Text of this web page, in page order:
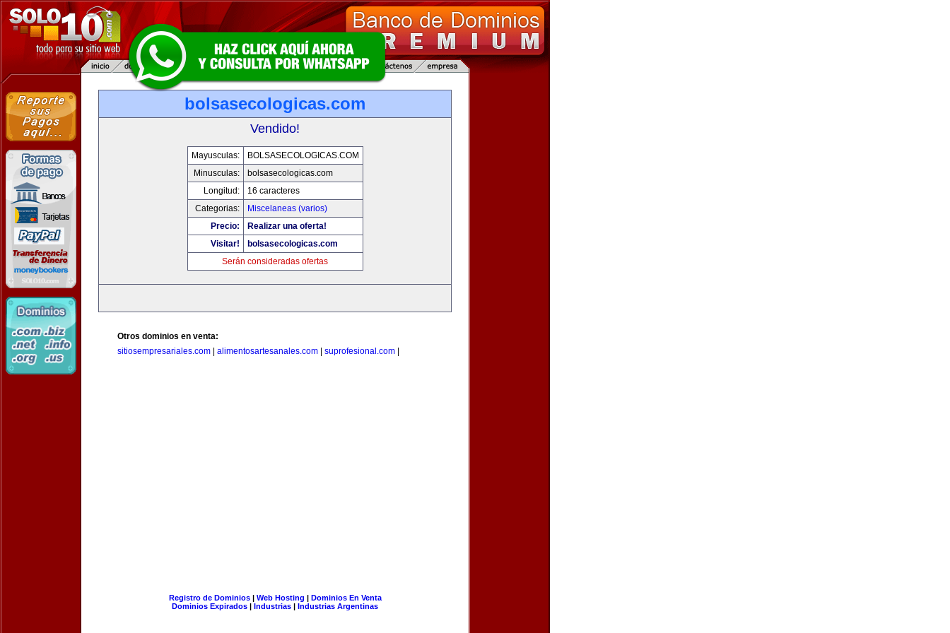
bolsasecologicas.com
Vendido!
Mayusculas:
BOLSASECOLOGICAS.COM
Minusculas:
bolsasecologicas.com
Longitud:
16 caracteres
Categorias:
Miscelaneas (varios)
Precio:
Realizar una oferta!
Visitar!
bolsasecologicas.com
Serán consideradas ofertas
Otros dominios en venta:
sitiosempresariales.com
alimentosartesanales.com suprofesional.com
Registro de Dominios| Web Hosting | Dominios En Venta
Dominios Expirados | Industrias | Industrias Argentinas